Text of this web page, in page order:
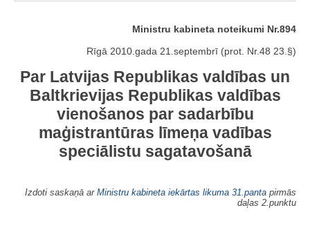
Ministru kabineta noteikumi Nr.894
Rīgā 2010.gada 21.septembrī (prot. Nr.48 23.§)
Par Latvijas Republikas valdības un
Baltkrievijas Republikas valdības
vienošanos par sadarbību
maģistrantūras līmeņa vadības
speciālistu sagatavošanā
Izdoti saskaņā ar Ministru kabineta iekārtas likuma 31.panta pirmās
daļas 2.punktu